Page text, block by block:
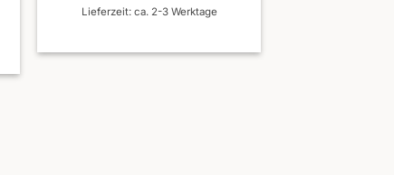
Lieferzeit: ca. 2-3 Werktage